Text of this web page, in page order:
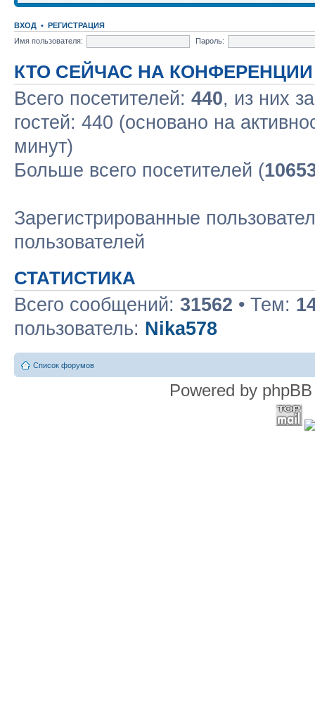
ВХОД • РЕГИСТРАЦИЯ
Имя пользователя:
Пароль:
КТО СЕЙЧАС НА КОНФЕРЕНЦИИ
Всего посетителей: 440, из них
гостей: 440 (основано на
минут)
Больше всего посетителей (
Зарегистрированные
пользователей
СТАТИСТИКА
Всего сообщений: 31562 • Тем:
пользователь: Nika578
Список форумов
Powered by